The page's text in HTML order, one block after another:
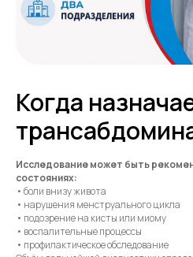
Когда
Исследование может быть
состояниях:
• боли внизу живота
• нарушения менструального цикла
• подозрение на кисты или миому
• воспалительные процессы
• профилактическое обследование